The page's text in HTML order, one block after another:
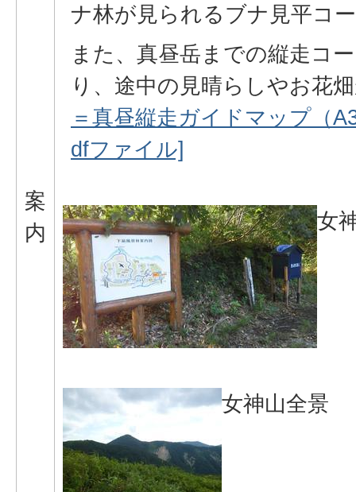
案
内
ナ林が見られるブナ見平コ
また、真昼岳までの縦走コ
り、途中の見晴らしやお花
＝真昼縦走ガイドマップ（
dfファイル]
女
女神山全景